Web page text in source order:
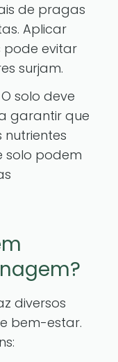
de pragas
Aplicar
evitar
surjam.
O solo deve
garantir que
solo podem
diversos
bem-estar.